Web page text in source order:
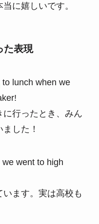
に嬉しいです。
た表現
to lunch when we
行ったとき、みん
した！
went to high
ます。実は高校も